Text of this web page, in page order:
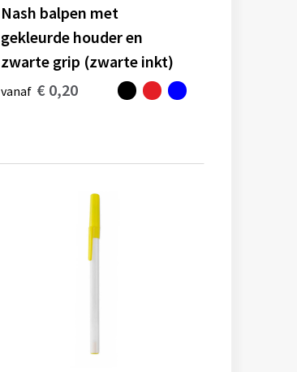
Nash balpen met
gekleurde houder en
zwarte grip (zwarte inkt)
vanaf € 0,20